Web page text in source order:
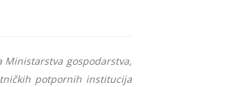
Ministarstva gospodarstva,
potpornih institucija